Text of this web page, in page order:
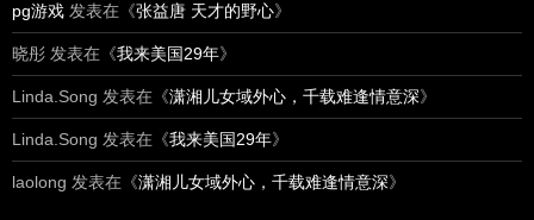
pg游戏 发表在《张益唐 天才的野心》
晓彤 发表在《我来美国29年》
Linda.Song 发表在《潇湘儿女域外心，千载难逢情意深》
Linda.Song 发表在《我来美国29年》
laolong 发表在《潇湘儿女域外心，千载难逢情意深》